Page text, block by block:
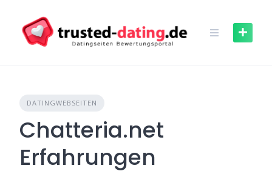
content
DATINGWEBSEITEN
Chatteria.net
Erfahrungen